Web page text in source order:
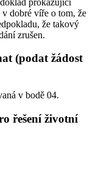
dobré víře o tom, že
že takový
zrušen.
(podat žádost
v bodě 04.
řešení životní